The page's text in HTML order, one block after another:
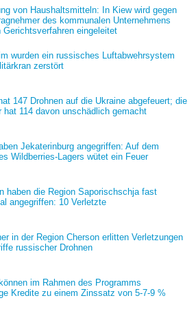
von Haushaltsmitteln: In Kiew wird gegen
des kommunalen Unternehmens
Gerichtsverfahren eingeleitet
wurden ein russisches Luftabwehrsystem
zerstört
147 Drohnen auf die Ukraine abgefeuert; die
hat 114 davon unschädlich gemacht
Jekaterinburg angegriffen: Auf dem
Wildberries-Lagers wütet ein Feuer
haben die Region Saporischschja fast
angegriffen: 10 Verletzte
in der Region Cherson erlitten Verletzungen
russischer Drohnen
im Rahmen des Programms
Kredite zu einem Zinssatz von 5-7-9 %